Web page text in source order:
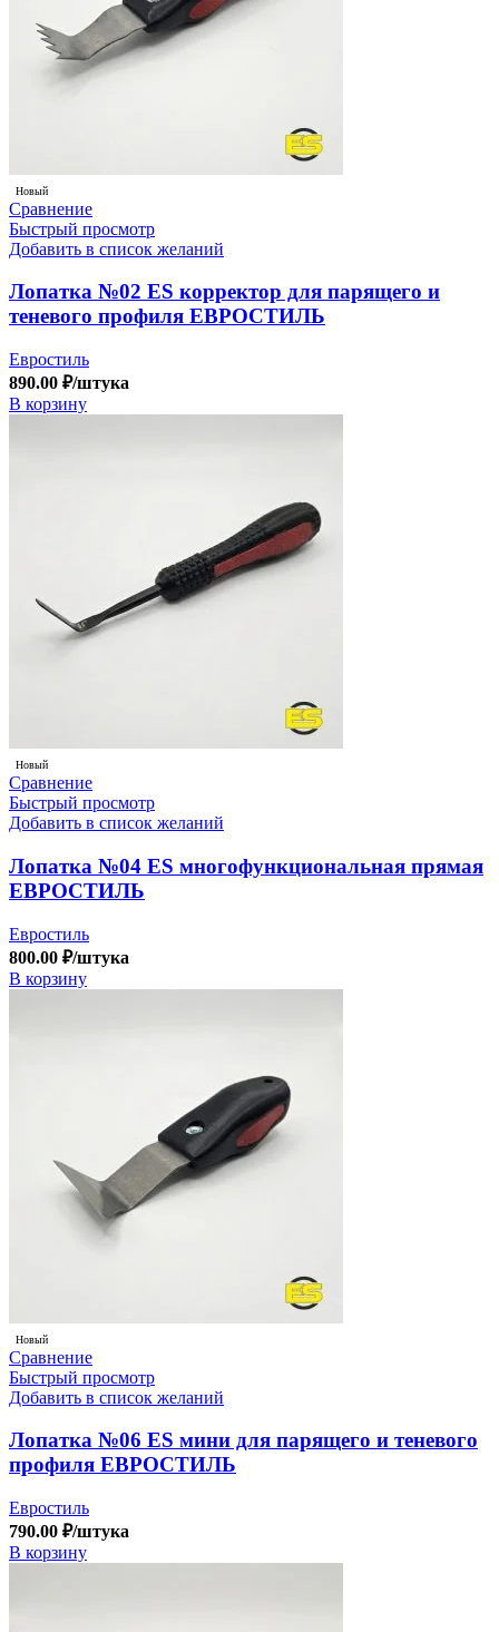
Новый
Сравнение
Быстрый просмотр
Добавить в список желаний
Лопатка №02 ES корректор для парящего и
теневого профиля ЕВРОСТИЛЬ
Евростиль
890.00 ₽/штука
В корзину
Новый
Сравнение
Быстрый просмотр
Добавить в список желаний
Лопатка №04 ES многофункциональная прямая
ЕВРОСТИЛЬ
Евростиль
800.00 ₽/штука
В корзину
Новый
Сравнение
Быстрый просмотр
Добавить в список желаний
Лопатка №06 ES мини для парящего и теневого
профиля ЕВРОСТИЛЬ
Евростиль
790.00 ₽/штука
В корзину